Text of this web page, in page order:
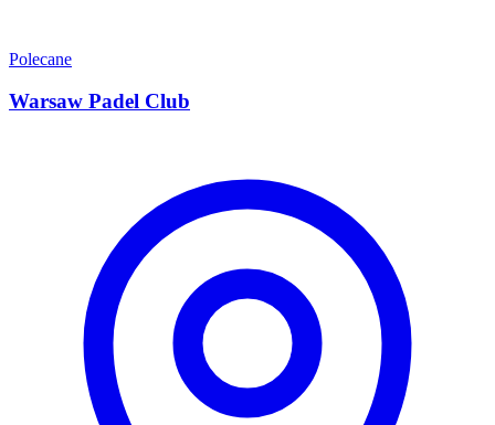
Polecane
Warsaw Padel Club